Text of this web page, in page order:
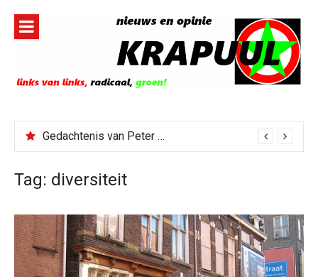
inhoud
Gedachtenis van Peter Faber
Tag: diversiteit